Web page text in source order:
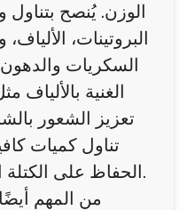
الوزن. يُنصح
البروتينات،
السكريات
الغنية
تعزيز الشعور
تناول كميات
الحفاظ على الكتلة العضلية أثناء فقدان الوزن.
من المهم